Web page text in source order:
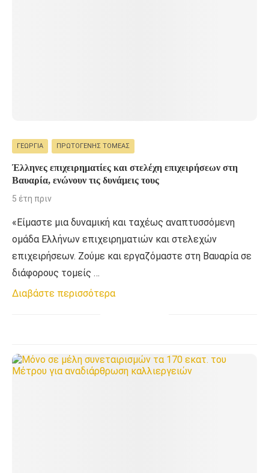
ΓΕΩΡΓΊΑ ΠΡΩΤΟΓΕΝΉΣ ΤΟΜΈΑΣ
Έλληνες επιχειρηματίες και στελέχη επιχειρήσεων στη
Βαυαρία, ενώνουν τις δυνάμεις τους
5 έτη πριν
«Είμαστε μια δυναμική και ταχέως αναπτυσσόμενη
ομάδα Ελλήνων επιχειρηματιών και στελεχών
επιχειρήσεων. Ζούμε και εργαζόμαστε στη Βαυαρία σε
διάφορους τομείς …
Διαβάστε περισσότερα